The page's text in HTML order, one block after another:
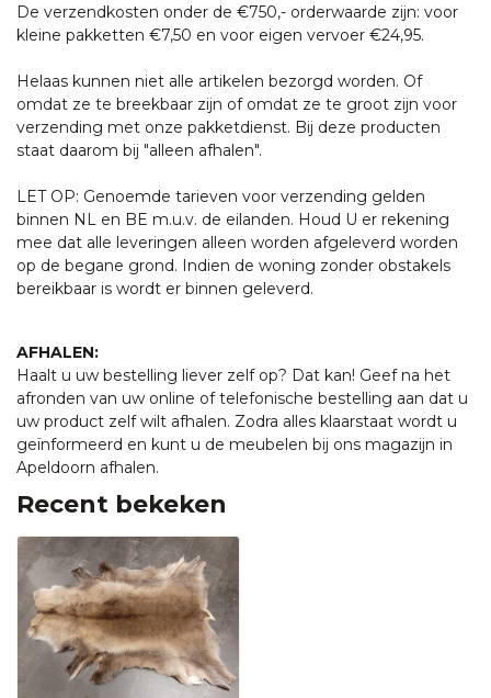
De verzendkosten onder de €750,- orderwaarde zijn: voor
kleine pakketten €7,50 en voor eigen vervoer €24,95.
Helaas kunnen niet alle artikelen bezorgd worden. Of
omdat ze te breekbaar zijn of omdat ze te groot zijn voor
verzending met onze pakketdienst. Bij deze producten
staat daarom bij "alleen afhalen".
LET OP: Genoemde tarieven voor verzending gelden
binnen NL en BE m.u.v. de eilanden. Houd U er rekening
mee dat alle leveringen alleen worden afgeleverd worden
op de begane grond. Indien de woning zonder obstakels
bereikbaar is wordt er binnen geleverd.
AFHALEN:
Haalt u uw bestelling liever zelf op? Dat kan! Geef na het
afronden van uw online of telefonische bestelling aan dat u
uw product zelf wilt afhalen. Zodra alles klaarstaat wordt u
geïnformeerd en kunt u de meubelen bij ons magazijn in
Apeldoorn afhalen.
Recent bekeken